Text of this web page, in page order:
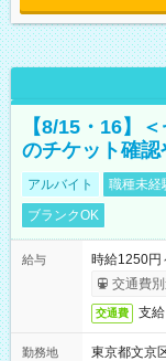
【8/15・16】
のチケット確
アルバイト 職種未経
ブランクOK
給与
時給1250円
交通費
交通費 支給
勤務地
東京都文京